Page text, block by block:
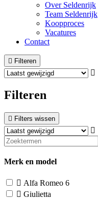
Over Seldenrijk
Team Seldenrijk
Koopproces
Vacatures
Contact
Filteren
Filteren
Filters wissen
Merk en model
Alfa Romeo 6
Giulietta